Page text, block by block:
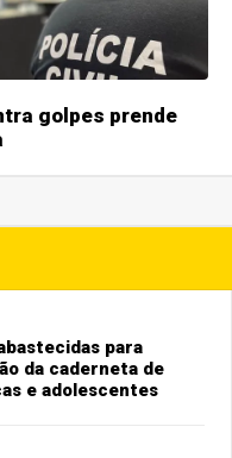
golpes prende
para
da caderneta de
e adolescentes